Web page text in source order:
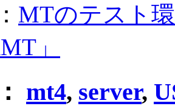
MTのテスト
」
mt4, server,